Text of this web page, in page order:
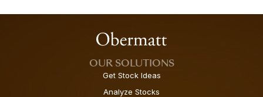
OUR SOLUTIONS
Get Stock Ideas
Analyze Stocks